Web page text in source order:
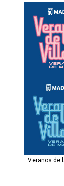
Veranos de